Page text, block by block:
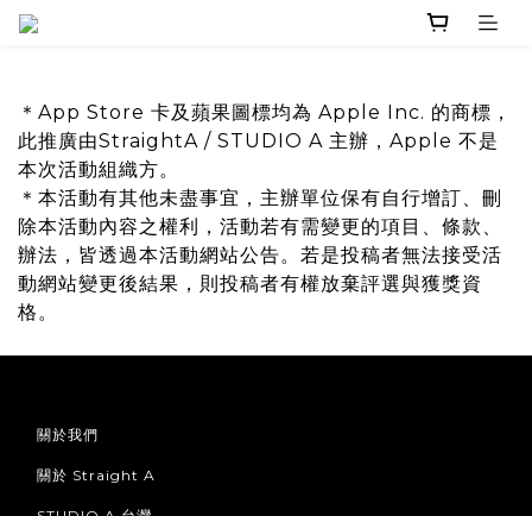
＊ App Store 卡及蘋果圖標均為 Apple Inc. 的商標，
此推廣由StraightA / STUDIO A 主辦，Apple 不是
本次活動組織方。
＊本活動有其他未盡事宜，主辦單位保有自行增訂、刪
除本活動內容之權利，活動若有需變更的項目、條款、
辦法，皆透過本活動網站公告。若是投稿者無法接受活
動網站變更後結果，則投稿者有權放棄評選與獲獎資
格。
關於我們
關於 Straight A